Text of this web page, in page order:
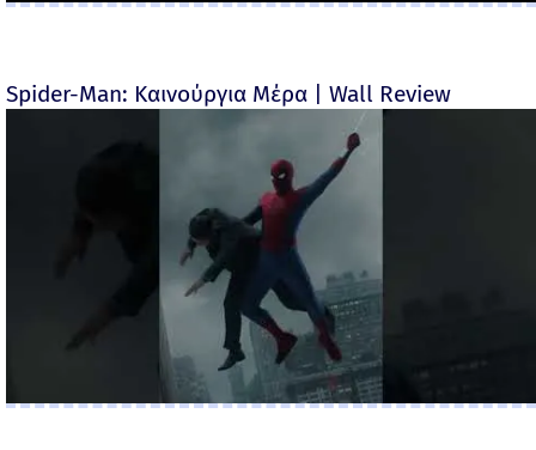
Spider-Man: Καινούργια Μέρα | Wall Review